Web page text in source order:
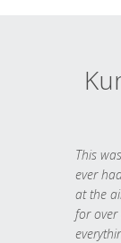
This
ever
at the
for